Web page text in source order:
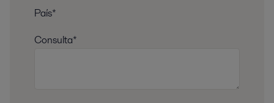
País*
Consulta*